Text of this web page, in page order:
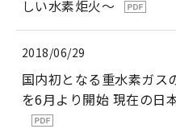
しい水素炬火～
2018/06/29
国内初となる重水素ガス
を6月より開始 現在の日